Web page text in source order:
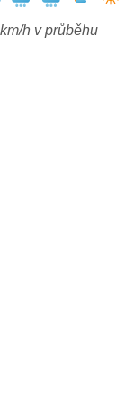
h v průběhu